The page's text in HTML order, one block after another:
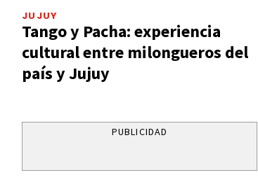
JUJUY
Tango y Pacha: experiencia
cultural entre milongueros del
país y Jujuy
PUBLICIDAD